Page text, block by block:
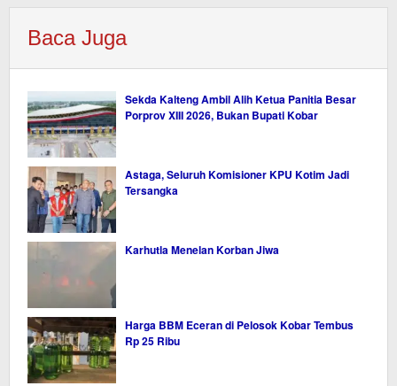
Baca Juga
Sekda Kalteng Ambil Alih Ketua Panitia Besar
Porprov XIII 2026, Bukan Bupati Kobar
Astaga, Seluruh Komisioner KPU Kotim Jadi
Tersangka
Karhutla Menelan Korban Jiwa
Harga BBM Eceran di Pelosok Kobar Tembus
Rp 25 Ribu